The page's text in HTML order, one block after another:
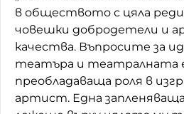
в обществото с цяла
човешки добродетели и
качества. Въпросите за
театъра и театралната
преобладаваща роля в
артист. Една